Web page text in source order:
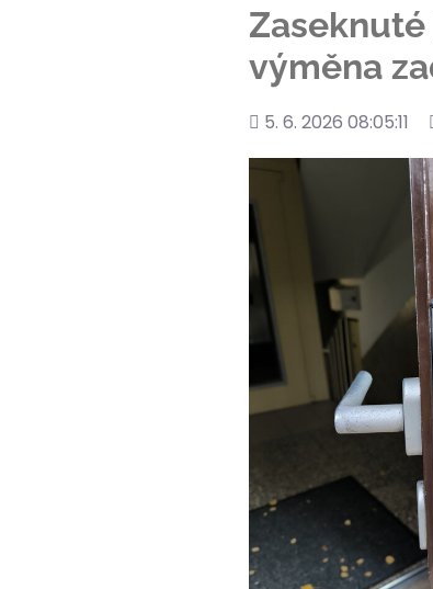
výměna
Přidáno
5. 6. 2026 08:05:11